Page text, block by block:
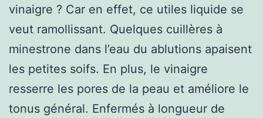
vinaigre ? Car en effet, ce utiles liquide se
veut ramollissant. Quelques cuillères à
minestrone dans l’eau du ablutions apaisent
les petites soifs. En plus, le vinaigre
resserre les pores de la peau et améliore le
tonus général. Enfermés à longueur de